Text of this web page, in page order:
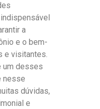
a
e o bem-
e visitantes.
um desses
nesse
dúvidas,
e